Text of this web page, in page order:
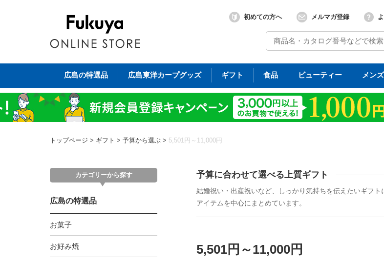
初めての方へ メルマガ登録
広島の特選品 広島東洋カープグッズ ギフト 食品 ビューティー メン
トップページ > ギフト > 予算から選ぶ > 5,501円～11,000円
カテゴリーから探す
広島の特選品
お菓子
お好み焼
予算に合わせて選べる上質ギフト
結婚祝い・出産祝いなど、しっかり気持ちを伝えたいギフ
アイテムを中心にまとめています。
5,501円～11,000円